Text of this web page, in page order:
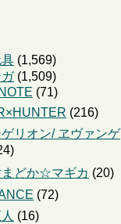
(1,569)
(1,509)
(71)
(216)
リオン/ ヱヴァンゲ
まどか☆マギカ (20)
(72)
(16)